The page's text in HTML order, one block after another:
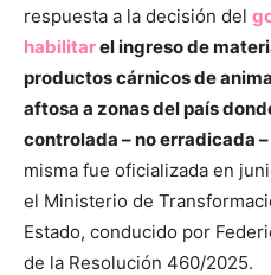
respuesta a la decisión del
habilitarel ingreso de
productos cárnicos de
aftosa a zonas del país
controlada – no erradicada
misma fue oficializada en
el Ministerio de
Estado, conducido por
de la Resolución 460/2025.